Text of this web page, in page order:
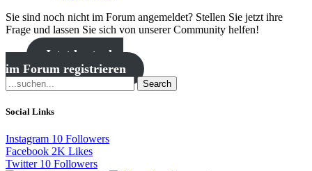
Sie sind noch nicht im Forum angemeldet? Stellen Sie jetzt ihre
Frage und lassen Sie sich von unserer Community helfen!
Jetzt kostenlos
im Forum registrieren
Search
Social Links
Instagram 10 Followers
Facebook 2K Likes
Twitter 10 Followers